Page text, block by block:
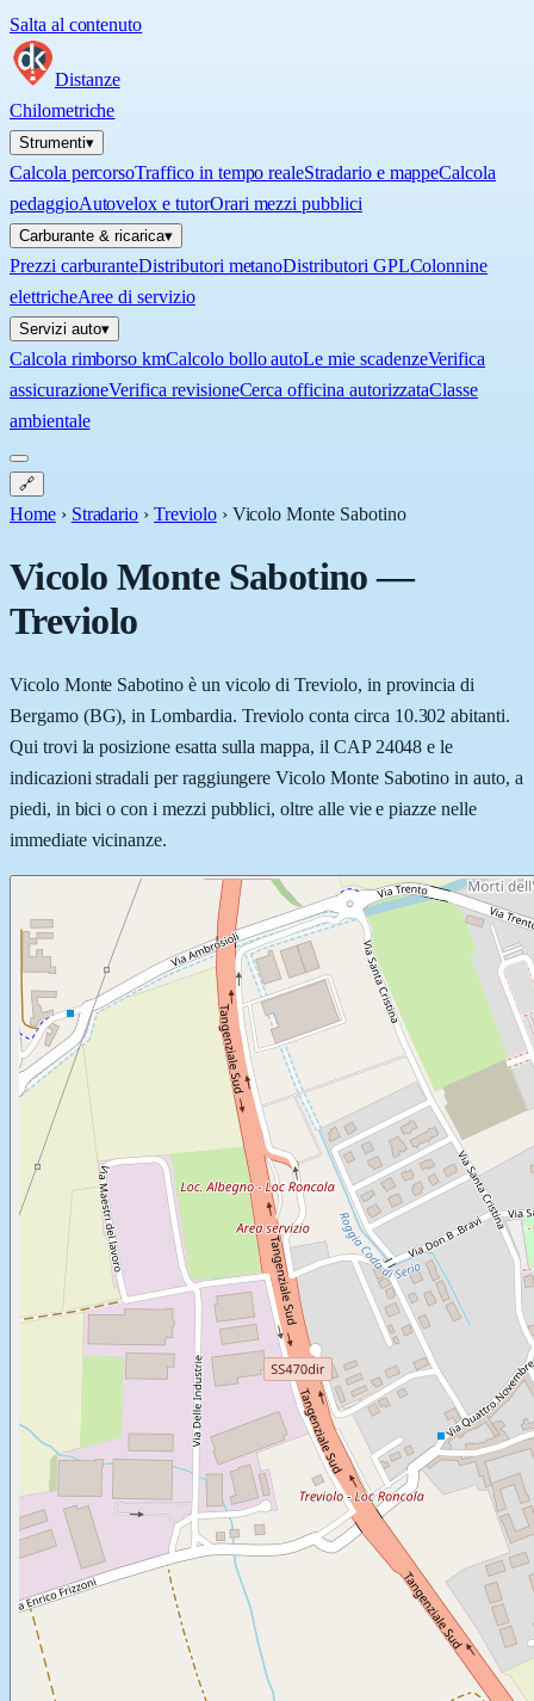
Salta al contenuto
Distanze
Chilometriche
Strumenti▾
Calcola percorsoTraffico in tempo realeStradario e mappeCalcola
pedaggioAutovelox e tutorOrari mezzi pubblici
Carburante & ricarica▾
Prezzi carburanteDistributori metanoDistributori GPLColonnine
elettricheAree di servizio
Servizi auto▾
Calcola rimborso kmCalcolo bollo autoLe mie scadenzeVerifica
assicurazioneVerifica revisioneCerca officina autorizzataClasse
ambientale
🔗
Home › Stradario › Treviolo › Vicolo Monte Sabotino
Vicolo Monte Sabotino—
Treviolo
Vicolo Monte Sabotino è un vicolo di Treviolo, in provincia di
Bergamo (BG), in Lombardia. Treviolo conta circa 10.302 abitanti.
Qui trovi la posizione esatta sulla mappa, il CAP 24048 e le
indicazioni stradali per raggiungere Vicolo Monte Sabotino in auto, a
piedi, in bici o con i mezzi pubblici, oltre alle vie e piazze nelle
immediate vicinanze.